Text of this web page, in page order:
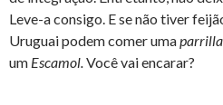
Leve-a consigo. E se não tiver
Uruguai podem comer umaparrilla,
um Escamol. Você vai encarar?